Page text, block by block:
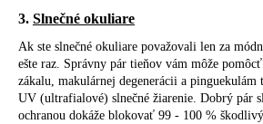
3. Slnečné okuliare
Ak ste slnečné okuliare považovali len za
ešte raz. Správny pár tieňov vám môže
zákalu, makulárnej degenerácii a
UV (ultrafialové) slnečné žiarenie. Dobrý pár
ochranou dokáže blokovať 99 - 100 %